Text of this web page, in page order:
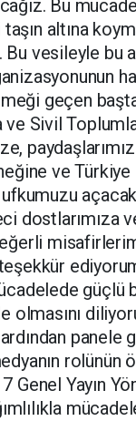
Bu
altına
Bu vesileyle bu
geçen
ve Sivil
ve Türkiye
dostlarımıza
güçlü
olmasını
panele
rolünün
Genel Yayın